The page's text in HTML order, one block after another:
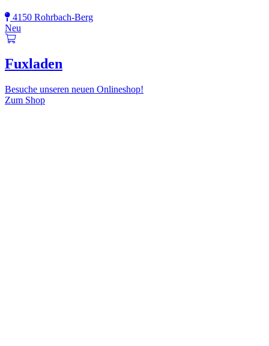
4150 Rohrbach-Berg
Neu
Fuxladen
Besuche unseren neuen Onlineshop!
Zum Shop